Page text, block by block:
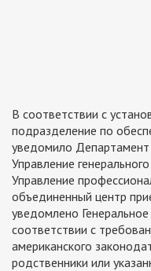
В соответствии с
подразделение по
уведомило
Управление
Управление
объединенный центр
уведомлено Генеральное
соответствии с
американского
родственники или